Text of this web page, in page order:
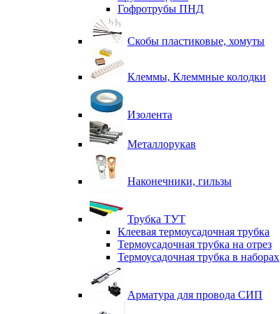
Гофротрубы ПНД
Скобы пластиковые, хомуты
Клеммы, Клеммные колодки
Изолента
Металлорукав
Наконечники, гильзы
Трубка ТУТ
Клеевая термоусадочная трубка
Термоусадочная трубка на отрез
Термоусадочная трубка в наборах
Арматура для провода СИП